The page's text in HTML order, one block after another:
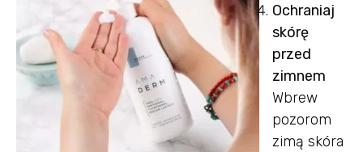
Ochraniaj
skórę
przed
zimnem
Wbrew
pozorom
zimą skóra